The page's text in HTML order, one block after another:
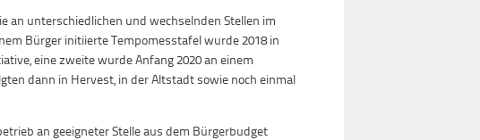
an unterschiedlichen und wechselnden Stellen im
Bürger initiierte Tempomesstafel wurde 2018 in
eine zweite wurde Anfang 2020 an einem
dann in Hervest, in der Altstadt sowie noch einmal
an geeigneter Stelle aus dem Bürgerbudget